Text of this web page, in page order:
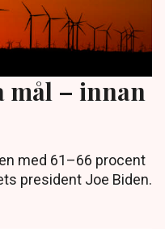
mål – innan
med 61–66 procent
president Joe Biden.